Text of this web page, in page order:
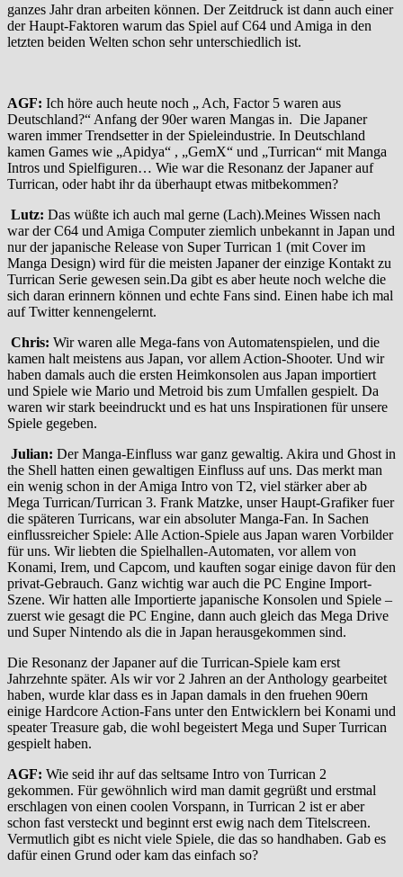
ganzes Jahr dran arbeiten können. Der Zeitdruck ist dann auch einer
der Haupt-Faktoren warum das Spiel auf C64 und Amiga in den
letzten beiden Welten schon sehr unterschiedlich ist.
AGF: Ich höre auch heute noch „ Ach, Factor 5 waren aus
Deutschland?“ Anfang der 90er waren Mangas in. Die Japaner
waren immer Trendsetter in der Spieleindustrie. In Deutschland
kamen Games wie „Apidya“ , „GemX“ und „Turrican“ mit Manga
Intros und Spielfiguren… Wie war die Resonanz der Japaner auf
Turrican, oder habt ihr da überhaupt etwas mitbekommen?
Lutz: Das wüßte ich auch mal gerne (Lach).Meines Wissen nach
war der C64 und Amiga Computer ziemlich unbekannt in Japan und
nur der japanische Release von Super Turrican 1 (mit Cover im
Manga Design) wird für die meisten Japaner der einzige Kontakt zu
Turrican Serie gewesen sein.Da gibt es aber heute noch welche die
sich daran erinnern können und echte Fans sind. Einen habe ich mal
auf Twitter kennengelernt.
Chris: Wir waren alle Mega-fans von Automatenspielen, und die
kamen halt meistens aus Japan, vor allem Action-Shooter. Und wir
haben damals auch die ersten Heimkonsolen aus Japan importiert
und Spiele wie Mario und Metroid bis zum Umfallen gespielt. Da
waren wir stark beeindruckt und es hat uns Inspirationen für unsere
Spiele gegeben.
Julian: Der Manga-Einfluss war ganz gewaltig. Akira und Ghost in
the Shell hatten einen gewaltigen Einfluss auf uns. Das merkt man
ein wenig schon in der Amiga Intro von T2, viel stärker aber ab
Mega Turrican/Turrican 3. Frank Matzke, unser Haupt-Grafiker fuer
die späteren Turricans, war ein absoluter Manga-Fan. In Sachen
einflussreicher Spiele: Alle Action-Spiele aus Japan waren Vorbilder
für uns. Wir liebten die Spielhallen-Automaten, vor allem von
Konami, Irem, und Capcom, und kauften sogar einige davon für den
privat-Gebrauch. Ganz wichtig war auch die PC Engine Import-
Szene. Wir hatten alle Importierte japanische Konsolen und Spiele –
zuerst wie gesagt die PC Engine, dann auch gleich das Mega Drive
und Super Nintendo als die in Japan herausgekommen sind.
Die Resonanz der Japaner auf die Turrican-Spiele kam erst
Jahrzehnte später. Als wir vor 2 Jahren an der Anthology gearbeitet
haben, wurde klar dass es in Japan damals in den fruehen 90ern
einige Hardcore Action-Fans unter den Entwicklern bei Konami und
speater Treasure gab, die wohl begeistert Mega und Super Turrican
gespielt haben.
AGF: Wie seid ihr auf das seltsame Intro von Turrican 2
gekommen. Für gewöhnlich wird man damit gegrüßt und erstmal
erschlagen von einen coolen Vorspann, in Turrican 2 ist er aber
schon fast versteckt und beginnt erst ewig nach dem Titelscreen.
Vermutlich gibt es nicht viele Spiele, die das so handhaben. Gab es
dafür einen Grund oder kam das einfach so?